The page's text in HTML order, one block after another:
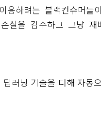
하려는 블랙컨슈머들
실을 감수하고 그냥 재
러닝 기술을 더해 자동